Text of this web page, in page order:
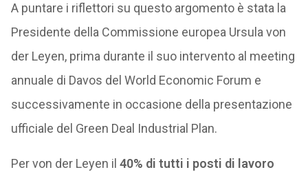
A puntare i riflettori su questo argomento è stata la
Presidente della Commissione europea Ursula von
der Leyen, prima durante il suo intervento al meeting
annuale di Davos del World Economic Forum e
successivamente in occasione della presentazione
ufficiale del Green Deal Industrial Plan.
Per von der Leyen il 40% di tutti i posti di lavoro